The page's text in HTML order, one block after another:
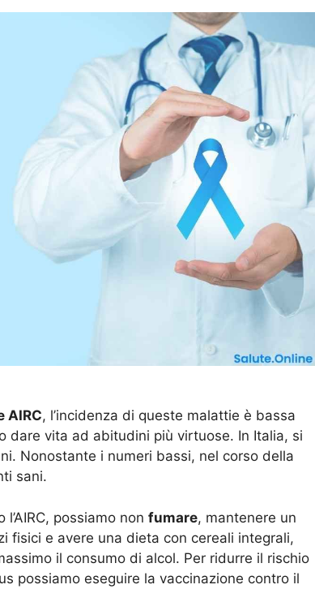
AIRC, l’incidenza di queste malattie è bassa
dare vita ad abitudini più virtuose. In Italia, si
Nonostante i numeri bassi, nel corso della
sani.
possiamo non fumare, mantenere un
fisici e avere una dieta con cereali integrali,
il consumo di alcol. Per ridurre il rischio
possiamo eseguire la vaccinazione contro il